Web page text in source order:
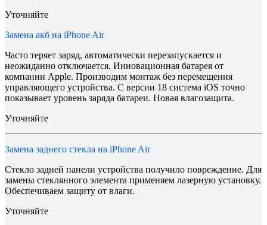
Уточняйте
Замена акб на iPhone Air
Часто теряет заряд, автоматически перезапускается и
неожиданно отключается. Инновационная батарея от
компании Apple. Производим монтаж без перемещения
управляющего устройства. С версии 18 система iOS точно
показывает уровень заряда батареи. Новая влагозащита.
Уточняйте
Замена заднего стекла на iPhone Air
Стекло задней панели устройства получило повреждение. Для
замены стеклянного элемента применяем лазерную установку.
Обеспечиваем защиту от влаги.
Уточняйте